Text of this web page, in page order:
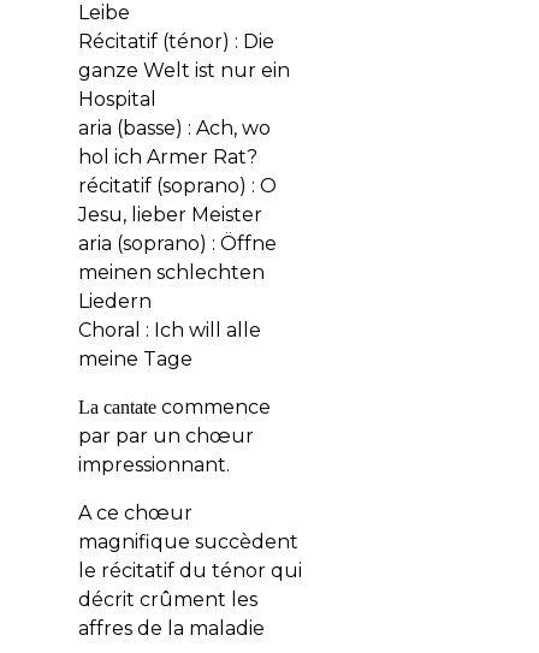
Leibe
Récitatif (ténor) : Die
ganze Welt ist nur ein
Hospital
aria (basse) : Ach, wo
hol ich Armer Rat?
récitatif (soprano) : O
Jesu, lieber Meister
aria (soprano) : Öffne
meinen schlechten
Liedern
Choral : Ich will alle
meine Tage
La cantate commence
par par un chœur
impressionnant.
A ce chœur
magnifique succèdent
le récitatif du ténor qui
décrit crûment les
affres de la maladie